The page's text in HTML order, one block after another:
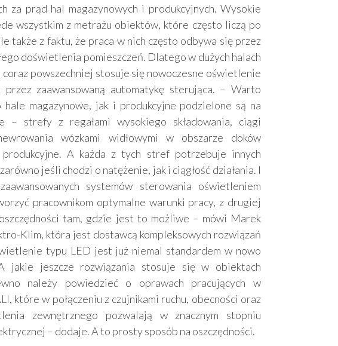
za prąd hal magazynowych i produkcyjnych. Wysokie
wszystkim z metrażu obiektów, które często liczą po
także z faktu, że praca w nich często odbywa się przez
doświetlenia pomieszczeń. Dlatego w dużych halach
powszechniej stosuje się nowoczesne oświetlenie
zaawansowaną automatykę sterująca. – Warto
hale magazynowe, jak i produkcyjne podzielone są na
– strefy z regałami wysokiego składowania, ciągi
wózkami widłowymi w obszarze doków
produkcyjne. A każda z tych stref potrzebuje innych
jeśli chodzi o natężenie, jak i ciągłość działania. I
systemów sterowania oświetleniem
pracownikom optymalne warunki pracy, z drugiej
tam, gdzie jest to możliwe – mówi Marek
Klim, która jest dostawcą kompleksowych rozwiązań
typu LED jest już niemal standardem w nowo
jakie jeszcze rozwiązania stosuje się w obiektach
należy powiedzieć o oprawach pracujących w
które w połączeniu z czujnikami ruchu, obecności oraz
zewnętrznego pozwalają w znacznym stopniu
– dodaje. A to prosty sposób na oszczędności.